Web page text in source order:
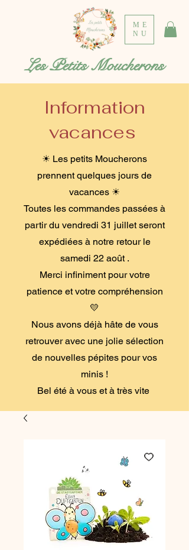
ME
NU
Les Petits Moucherons
Information
vacances
☀ Les petits Moucherons
prennent quelques jours de
vacances ☀
Toutes les commandes passées à
partir du vendredi 31 juillet seront
expédiées à notre retour le
samedi 22 août .
Merci infiniment pour votre
patience et votre compréhension
💛
Nous avons déjà hâte de vous
retrouver avec une jolie sélection
de nouvelles pépites pour vos
minis !
Bel été à vous et à très vite